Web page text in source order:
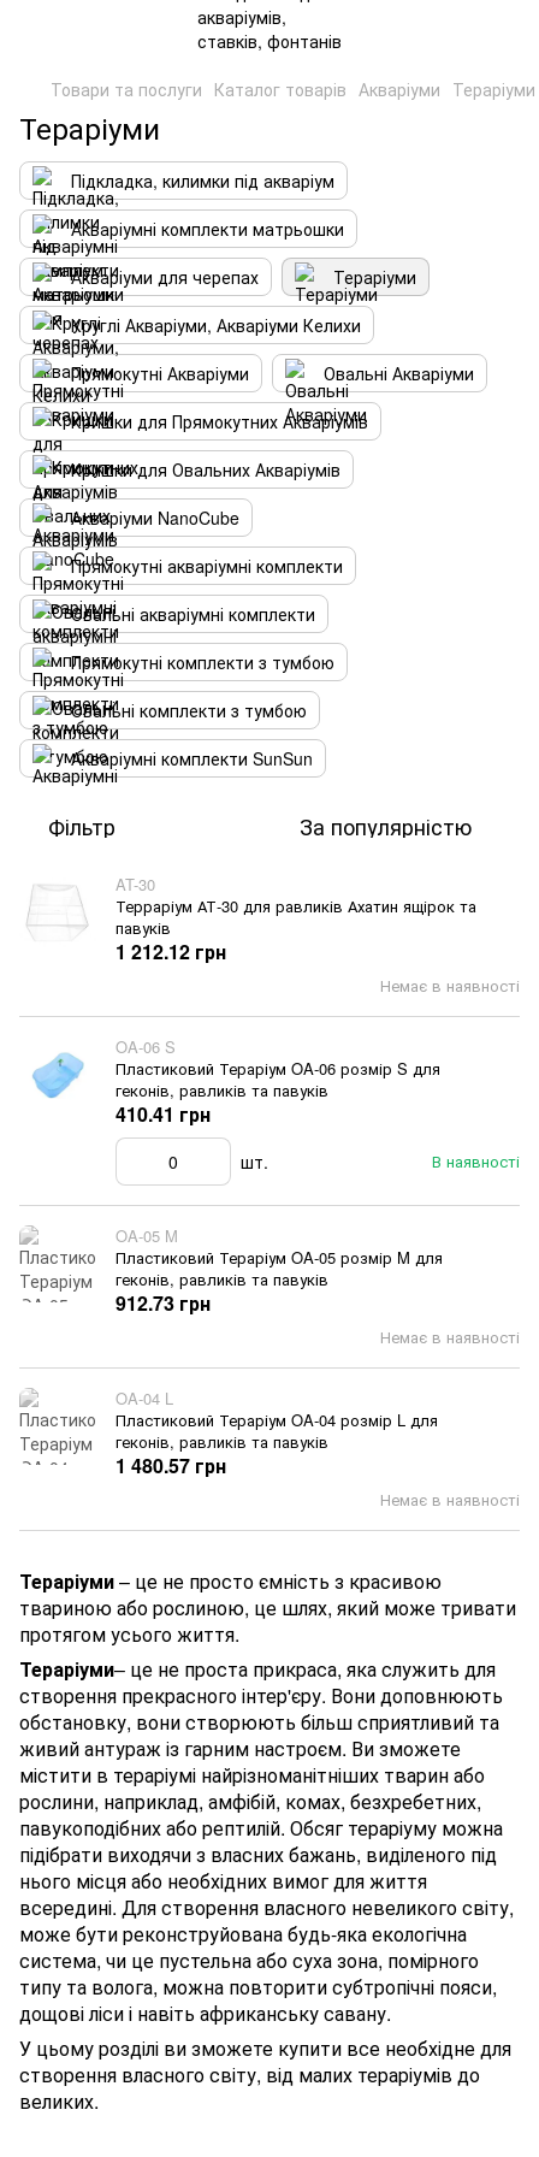
Товари та послуги Каталог товарів Акваріуми Тераріуми
Тераріуми
Підкладка, килимки під акваріум
Акваріумні комплекти матрьошки
Акваріуми для черепах
Тераріуми
Круглі Акваріуми, Акваріуми Келихи
Прямокутні Акваріуми
Овальні Акваріуми
Кришки для Прямокутних Акваріумів
Кришки для Овальних Акваріумів
Акваріуми NanoCube
Прямокутні акваріумні комплекти
Овальні акваріумні комплекти
Прямокутні комплекти з тумбою
Овальні комплекти з тумбою
Акваріумні комплекти SunSun
Фільтр За популярністю
AT-30
Терраріум АТ-30 для равликів Ахатин ящірок та
павуків
Немає в наявності
1 212.12 грн
OA-06 S
Пластиковий Тераріум OA-06 розмір S для
геконів, равликів та павуків
В наявності
410.41 грн
шт.
OA-05 M
Пластиковий Тераріум OA-05 розмір M для
геконів, равликів та павуків
Немає в наявності
912.73 грн
OA-04 L
Пластиковий Тераріум OA-04 розмір L для
геконів, равликів та павуків
Немає в наявності
1 480.57 грн
Тераріуми– це не просто ємність з красивою
твариною або рослиною, це шлях, який може тривати
протягом усього життя.
Тераріуми– це не проста прикраса, яка служить для
створення прекрасного інтер'єру. Вони доповнюють
обстановку, вони створюють більш сприятливий та
живий антураж із гарним настроєм. Ви зможете
містити в тераріумі найрізноманітніших тварин або
рослини, наприклад, амфібій, комах, безхребетних,
павукоподібних або рептилій. Обсяг тераріуму можна
підібрати виходячи з власних бажань, виділеного під
нього місця або необхідних вимог для життя
всередині. Для створення власного невеликого світу,
може бути реконструйована будь-яка екологічна
система, чи це пустельна або суха зона, помірного
типу та волога, можна повторити субтропічні пояси,
дощові ліси і навіть африканську савану.
У цьому розділі ви зможете купити все необхідне для
створення власного світу, від малих тераріумів до
великих.